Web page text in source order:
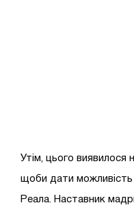
Утім, цього виявилося
щоби дати можливість
Реала. Наставник